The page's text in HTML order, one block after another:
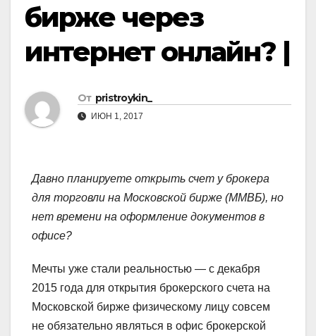
бирже через
интернет онлайн? |
От pristroykin_
ИЮН 1, 2017
Давно планируете открыть счет у брокера
для торговли на Московской бирже (ММВБ), но
нет времени на оформление документов в
офисе?
Мечты уже стали реальностью — с декабря
2015 года для открытия брокерского счета на
Московской бирже физическому лицу совсем
не обязательно являться в офис брокерской